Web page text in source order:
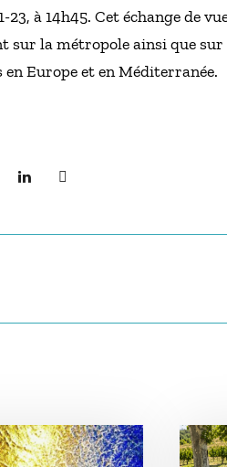
à 14h45. Cet échange de
la métropole ainsi que
Europe et en Méditerranée.